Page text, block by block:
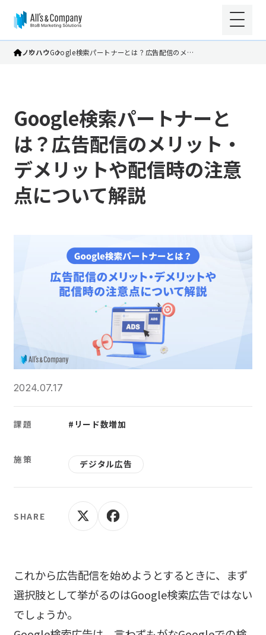
ノウハウGoogle検索パートナーとは？広告配信のメ…
Google検索パートナーと
は？広告配信のメリット・
デメリットや配信時の注意
点について解説
これから広告配信を始めようとするときに、まず
選択肢として挙がるのはGoogle検索広告ではない
でしょうか。
2024.07.17
課題 #リード数増加
施策 デジタル広告
SHARE